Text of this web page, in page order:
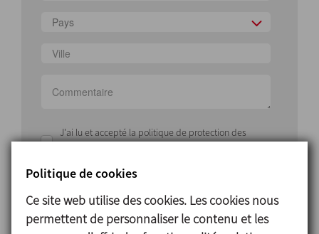
Pays
J'ai lu et accepté la politique de protection des
J'accepte de recevoir des informations
commerciales
Politique de cookies
Ce site web utilise des cookies. Les cookies nous
permettent de personnaliser le contenu et les